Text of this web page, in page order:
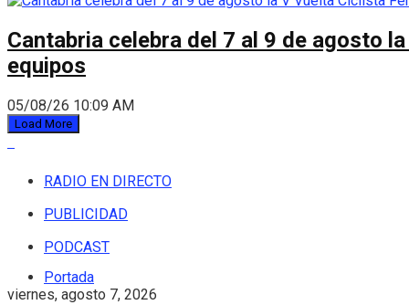
Cantabria celebra del 7 al 9 de agosto
equipos
05/08/26 10:09 AM
Load More
RADIO EN DIRECTO
PUBLICIDAD
PODCAST
viernes, agosto 7, 2026
Portada